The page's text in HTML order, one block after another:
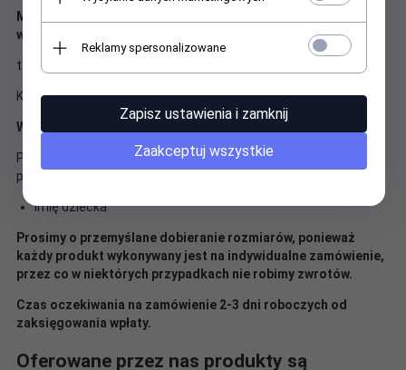
Możliwość domówienia koszulki lub bodów z wybranym
wzorem.
t-shirt dla dziecka : 68-164 (krótki rękaw)
Koszulki z tym wzorem dostępne w kolorze białym i czarnym
WAŻNE!
Po zamówieniu mailowo (luckystar.biuro@gmail.com
polu ' UWAGI ' do zamówienia proszę podać:
Imię dziecka
Prosimy o przemyślane dobieranie rozmiarów, ponieważ
każdy produkt wykonywany jest na indywidualne zamówienie,
przez co w niektórych przypadkach nie robimy zwrotów.
Czas oczekiwania na zamówienie 2-3 dni roboczych od
zaksięgowania wpłaty.
Oferowane przez nas produkty są
Reklamy spersonalizowane
Zapisz ustawienia i zamknij
Zaakceptuj wszystkie